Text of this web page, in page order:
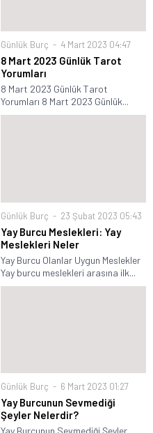
Günlük Burç 4 Mart 2023 04:47
8 Mart 2023 Günlük Tarot
Yorumları
8 Mart 2023 Günlük Tarot
Yorumları 8 Mart 2023 Günlük...
Günlük Burç 23 Şubat 2023 05:43
Yay Burcu Meslekleri: Yay
Meslekleri Neler
Yay Burcu Olanlar Uygun Meslekler
Yay burcu meslekleri arasına ilk...
Günlük Burç 6 Mart 2023 01:27
Yay Burcunun Sevmediği
Şeyler Nelerdir?
Yay Burcunun Sevmediği Şeyler